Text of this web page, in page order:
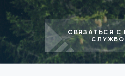
СВЯЗАТЬСЯ С